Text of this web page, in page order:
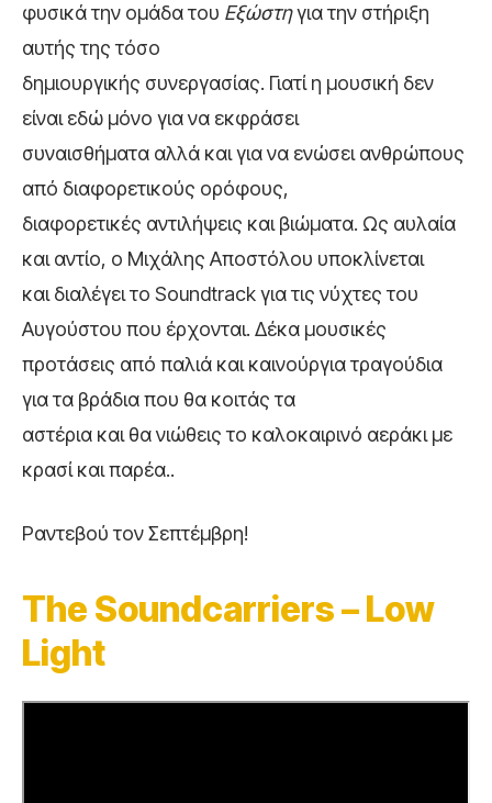
φυσικά την ομάδα του Εξώστηγια την στήριξη
αυτής της τόσο
δημιουργικής συνεργασίας. Γιατί η μουσική δεν
είναι εδώ μόνο για να εκφράσει
συναισθήματα αλλά και για να ενώσει ανθρώπους
από διαφορετικούς ορόφους,
διαφορετικές αντιλήψεις και βιώματα. Ως αυλαία
και αντίο, ο Μιχάλης Αποστόλου υποκλίνεται
και διαλέγει το Soundtrack για τις νύχτες του
Αυγούστου που έρχονται. Δέκα μουσικές
προτάσεις από παλιά και καινούργια τραγούδια
για τα βράδια που θα κοιτάς τα
αστέρια και θα νιώθεις το καλοκαιρινό αεράκι με
κρασί και παρέα..
Ραντεβού τον Σεπτέμβρη!
The Soundcarriers – Low
Light